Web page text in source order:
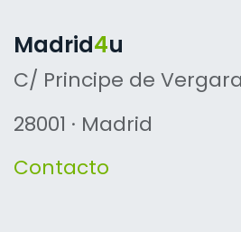
Madrid4u
C/ Principe de
28001 · Madrid
Contacto